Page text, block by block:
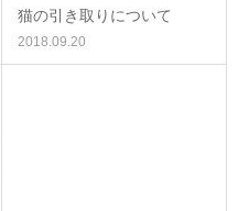
猫の引き取りについて
2018.09.20